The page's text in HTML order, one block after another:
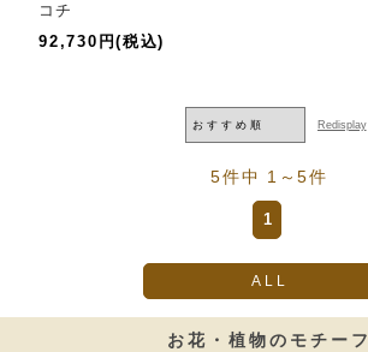
コチ
92,730円(税込)
5件中 1～5件
1
ALL
お花・植物のモチーフ